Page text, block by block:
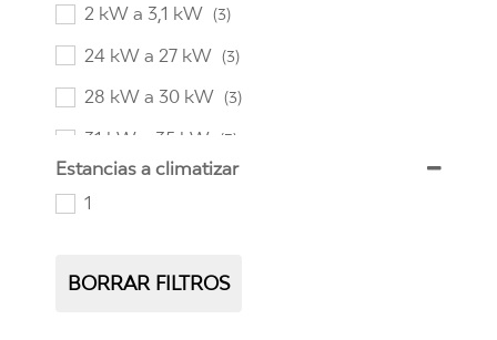
2 kW a 3,1 kW (3)
24 kW a 27 kW (3)
28 kW a 30 kW (3)
31 kW a 35 kW (3)
977 kW (1)
Estancias a climatizar
1
BORRAR FILTROS